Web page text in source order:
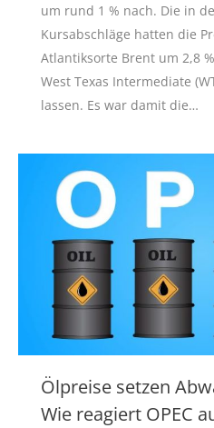
um rund 1 % nach. Die in
Kursabschläge hatten die
Atlantiksorte Brent um 2,8
West Texas Intermediate
lassen. Es war damit die…
Ölpreise setzen
Wie reagiert OPEC